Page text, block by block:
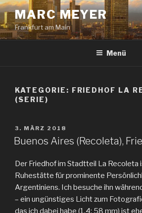
Zum
Inhalt
springen
MARC MEYER
Frankfurt am Main
Menü
KATEGORIE: FRIEDHOF LA
(SERIE)
VERÖFFENTLICHT
AM
3. MÄRZ 2018
Buenos Aires (Recoleta),
Der Friedhof im Stadtteil La Recoleta
Ruhestätte für prominente
Argentiniens. Ich besuche ihn
– ein ungünstiges Licht zum
das ich dabei habe (1,4; 58 mm) ist